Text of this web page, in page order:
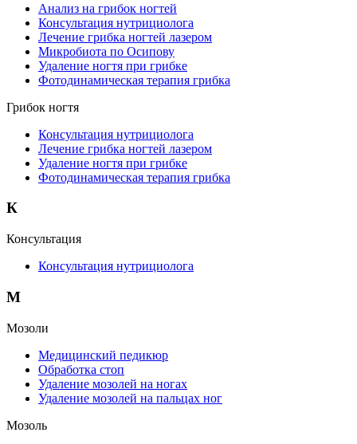
Анализ на грибок ногтей
Консультация нутрициолога
Лечение грибка ногтей лазером
Микробиота по Осипову
Удаление ногтя при грибке
Фотодинамическая терапия грибка
Грибок ногтя
Консультация нутрициолога
Лечение грибка ногтей лазером
Удаление ногтя при грибке
Фотодинамическая терапия грибка
К
Консультация
Консультация нутрициолога
М
Мозоли
Медицинский педикюр
Обработка стоп
Удаление мозолей на ногах
Удаление мозолей на пальцах ног
Мозоль